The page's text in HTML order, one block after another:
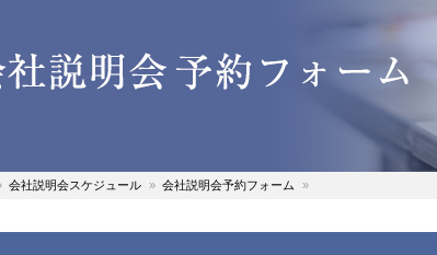
会社説明会スケジュール 会社説明会予約フォーム